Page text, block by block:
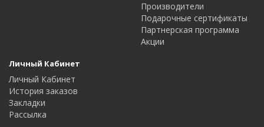
Производители
Подарочные сертификаты
Партнерская программа
Акции
Личный Кабинет
Личный Кабинет
История заказов
Закладки
Рассылка